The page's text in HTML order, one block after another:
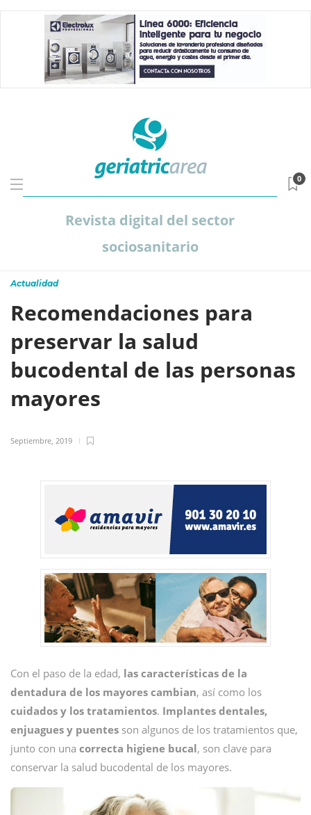
Revista digital del sector
sociosanitario
0
Actualidad
Recomendaciones para
preservar la salud
bucodental de las personas
mayores
Septiembre, 2019
Con el paso de la edad, las características de la
dentadura de los mayores cambian, así como los
cuidados y los tratamientos. Implantes dentales,
enjuagues y puentes son algunos de los tratamientos que,
junto con una correcta higiene bucal, son clave para
conservar la salud bucodental de los mayores.